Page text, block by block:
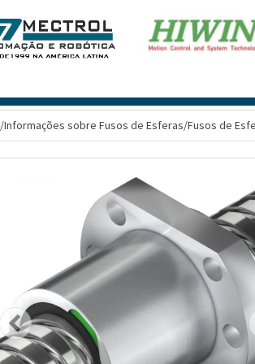
/Informações sobre Fusos de Esferas/Fusos de